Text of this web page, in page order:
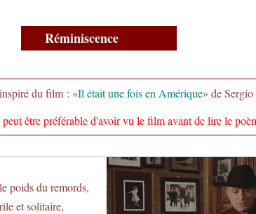
Réminiscence
du film : «Il était une fois en Amérique» de
être préférable d'avoir vu le film avant de lire le
poids du remords,
et solitaire,